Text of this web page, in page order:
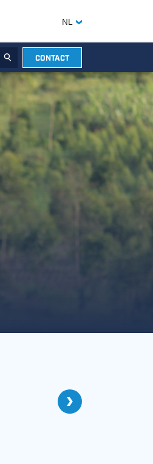
NL
ZOEKENCONTACT
Volgende
Ruys Groep